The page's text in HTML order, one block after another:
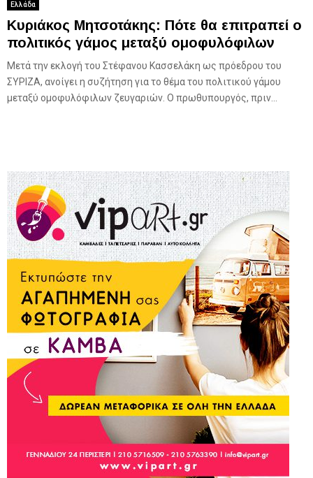
Ελλάδα
Κυριάκος Μητσοτάκης: Πότε θα επιτραπεί ο
πολιτικός γάμος μεταξύ ομοφυλόφιλων
Μετά την εκλογή του Στέφανου Κασσελάκη ως πρόεδρου του
ΣΥΡΙΖΑ, ανοίγει η συζήτηση για το θέμα του πολιτικού γάμου
μεταξύ ομοφυλόφιλων ζευγαριών. Ο πρωθυπουργός, πριν...